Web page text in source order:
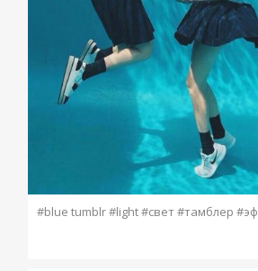
#blue tumblr #light #свет #тамблер